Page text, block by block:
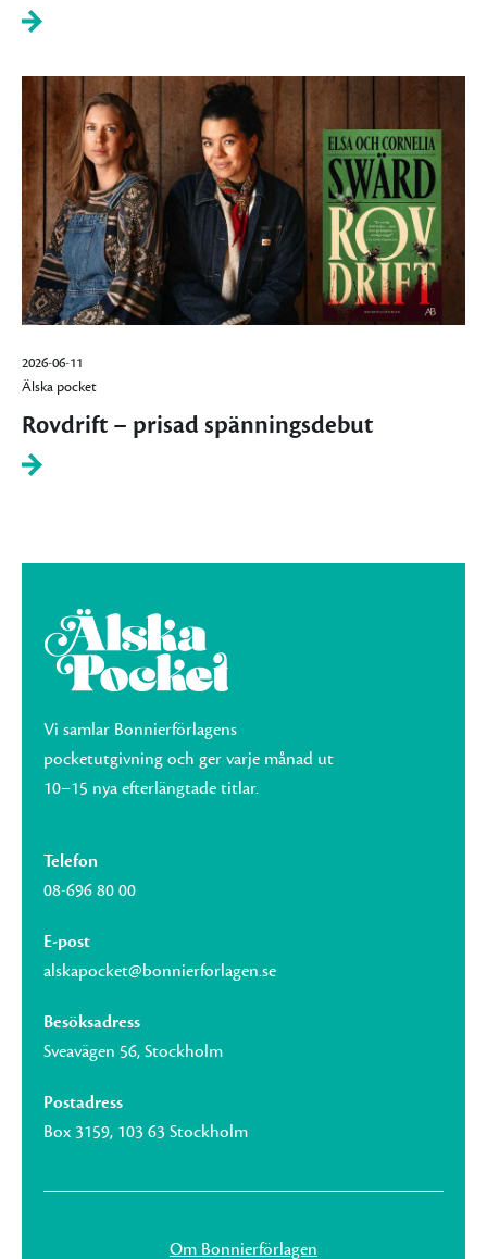
2026-06-11
Älska pocket
Rovdrift – prisad spänningsdebut
Vi samlar Bonnierförlagens
pocketutgivning och ger varje månad ut
10–15 nya efterlängtade titlar.
Telefon
08-696 80 00
E-post
alskapocket@bonnierforlagen.se
Besöksadress
Sveavägen 56, Stockholm
Postadress
Box 3159, 103 63 Stockholm
Om Bonnierförlagen